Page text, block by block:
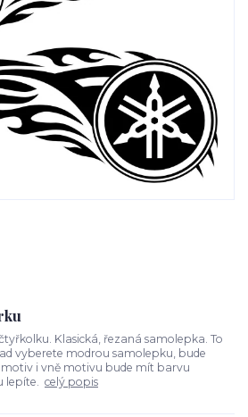
Klasická, řezaná samolepka. To
vyberete modrou samolepku, bude
i vně motivu bude mít barvu
lepíte. celý popis